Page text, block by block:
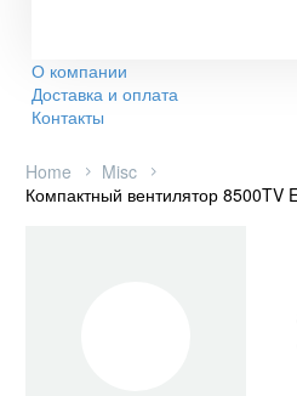
О компании
Доставка и оплата
Контакты
Home
Misc
Компактный вентилятор 8500TV